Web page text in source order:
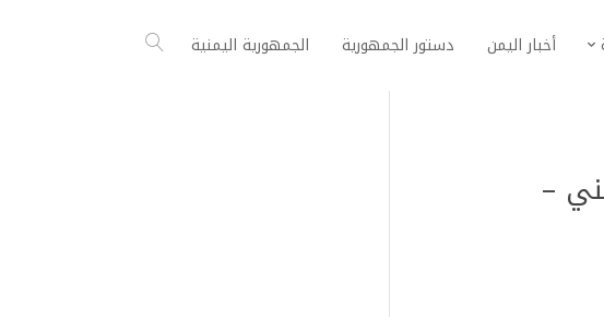
أخبار اليمن دستور الجمهورية الجمهورية اليمنية
–